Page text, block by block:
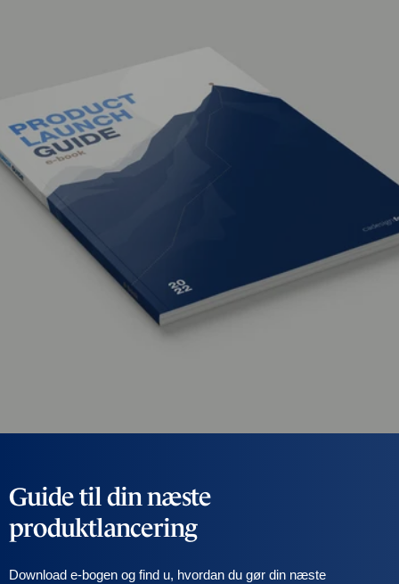
Guide til din næste
produktlancering
Download e-bogen og find u, hvordan du gør din næste